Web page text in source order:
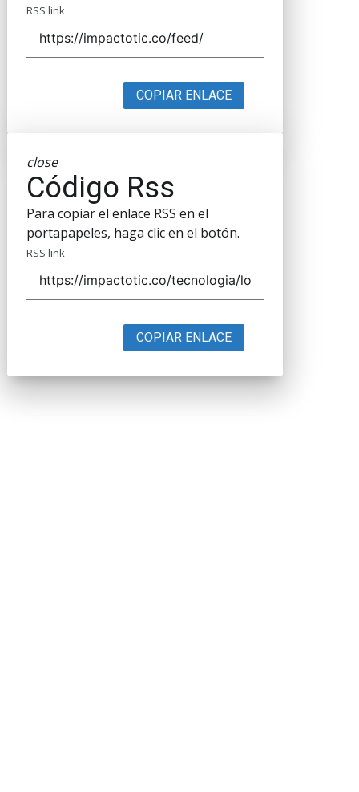
RSS link
COPIAR ENLACE
close
Código Rss
Para copiar el enlace RSS en el
portapapeles, haga clic en el botón.
RSS link
COPIAR ENLACE